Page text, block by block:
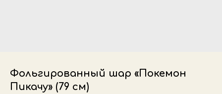
Фольгированный шар «Покемон
Пикачу» (79 см)